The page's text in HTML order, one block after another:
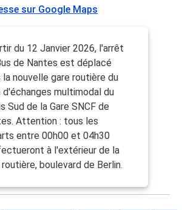
sur Google Maps
du 12 Janvier 2026, l'arrêt
de Nantes est déplacé
la nouvelle gare routière du
d'échanges multimodal du
Sud de la Gare SNCF de
Attention : tous les
entre 00h00 et 04h30
à l'extérieur de la
boulevard de Berlin.